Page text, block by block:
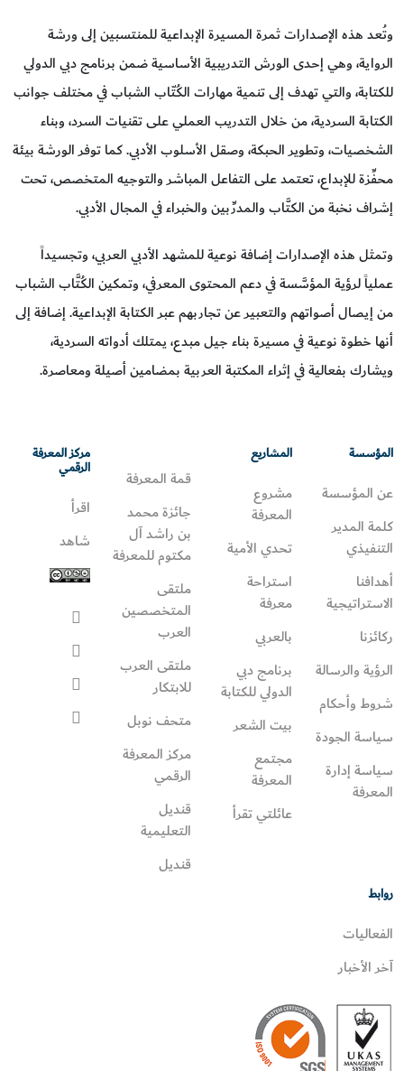
وتُعد هذه الإصدارات ثمرة المسيرة الإبداعية للمنتسبين إلى ورشة
الرواية، وهي إحدى الورش التدريبية الأساسية ضمن برنامج دبي الدولي
للكتابة، والتي تهدف إلى تنمية مهارات الكُتّاب الشباب في مختلف جوانب
الكتابة السردية، من خلال التدريب العملي على تقنيات السرد، وبناء
الشخصيات، وتطوير الحبكة، وصقل الأسلوب الأدبي. كما توفر الورشة بيئة
محفِّزة للإبداع، تعتمد على التفاعل المباشر والتوجيه المتخصص، تحت
إشراف نخبة من الكتَّاب والمدرِّبين والخبراء في المجال الأدبي.
وتمثل هذه الإصدارات إضافة نوعية للمشهد الأدبي العربي، وتجسيداً
عملياً لرؤية المؤسَّسة في دعم المحتوى المعرفي، وتمكين الكُتَّاب الشباب
من إيصال أصواتهم والتعبير عن تجاربهم عبر الكتابة الإبداعية. إضافة إلى
أنها خطوة نوعية في مسيرة بناء جيل مبدع، يمتلك أدواته السردية،
ويشارك بفعالية في إثراء المكتبة العربية بمضامين أصيلة ومعاصرة.
المؤسسة
عن المؤسسة
كلمة المدير
التنفيذي
أهدافنا
الاستراتيجية
ركائزنا
الرؤية والرسالة
شروط وأحكام
سياسة الجودة
سياسة إدارة
المعرفة
المشاريع
مشروع
المعرفة
تحدي الأمية
استراحة
معرفة
بالعربي
برنامج دبي
الدولي للكتابة
بيت الشعر
مجتمع
المعرفة
عائلتي تقرأ‎
قمة المعرفة
جائزة محمد
بن راشد آل
مكتوم للمعرفة
ملتقى
المتخصصين
العرب
ملتقى العرب
للابتكار
متحف نوبل
مركز المعرفة
الرقمي
قنديل
التعليمية
قنديل
مركز المعرفة
الرقمي
اقرأ
شاهد
روابط
الفعاليات
آخر الأخبار